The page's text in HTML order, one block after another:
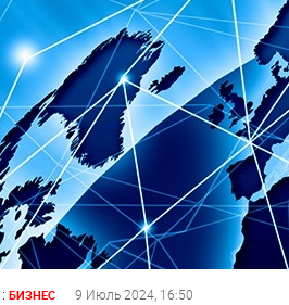
: БИЗНЕС 9 Июль 2024 , 16:50